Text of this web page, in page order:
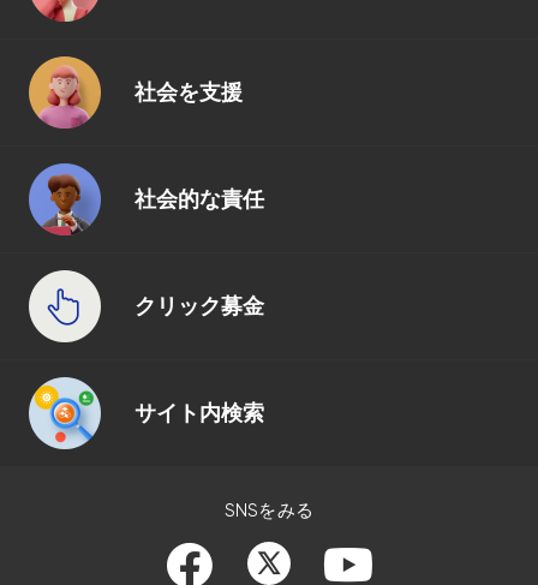
社会を支援
社会的な責任
クリック募金
サイト内検索
SNSをみる